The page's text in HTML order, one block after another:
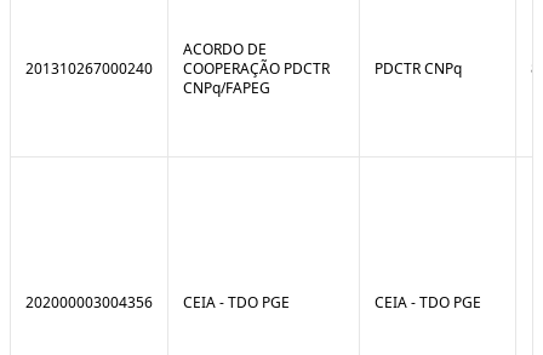
201310267000240
ACORDO DE
COOPERAÇÃO PDCTR
CNPq/FAPEG
PDCTR CNPq
202000003004356 CEIA - TDO PGE CEIA - TDO PGE